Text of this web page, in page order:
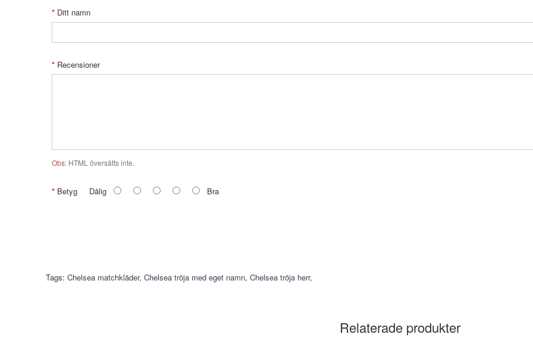
Ditt namn
Recensioner
Obs: HTML översätts inte.
Betyg Dålig Bra
Tags: Chelsea matchkläder, Chelsea tröja med eget namn, Chelsea tröja herr,
Relaterade produkter